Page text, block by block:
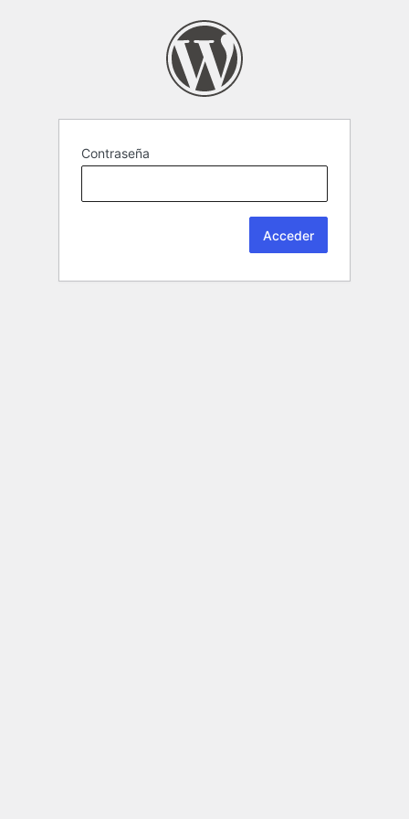
Contraseña